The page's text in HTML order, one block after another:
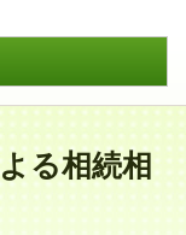
る相続相